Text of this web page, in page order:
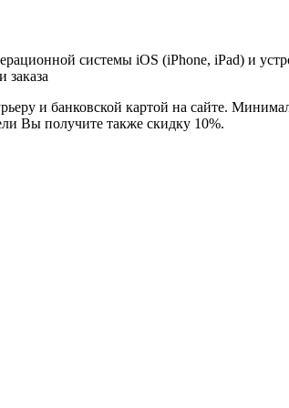
системы iOS (iPhone, iPad) и
заказа
и банковской картой на сайте.
Вы получите также скидку 10%.